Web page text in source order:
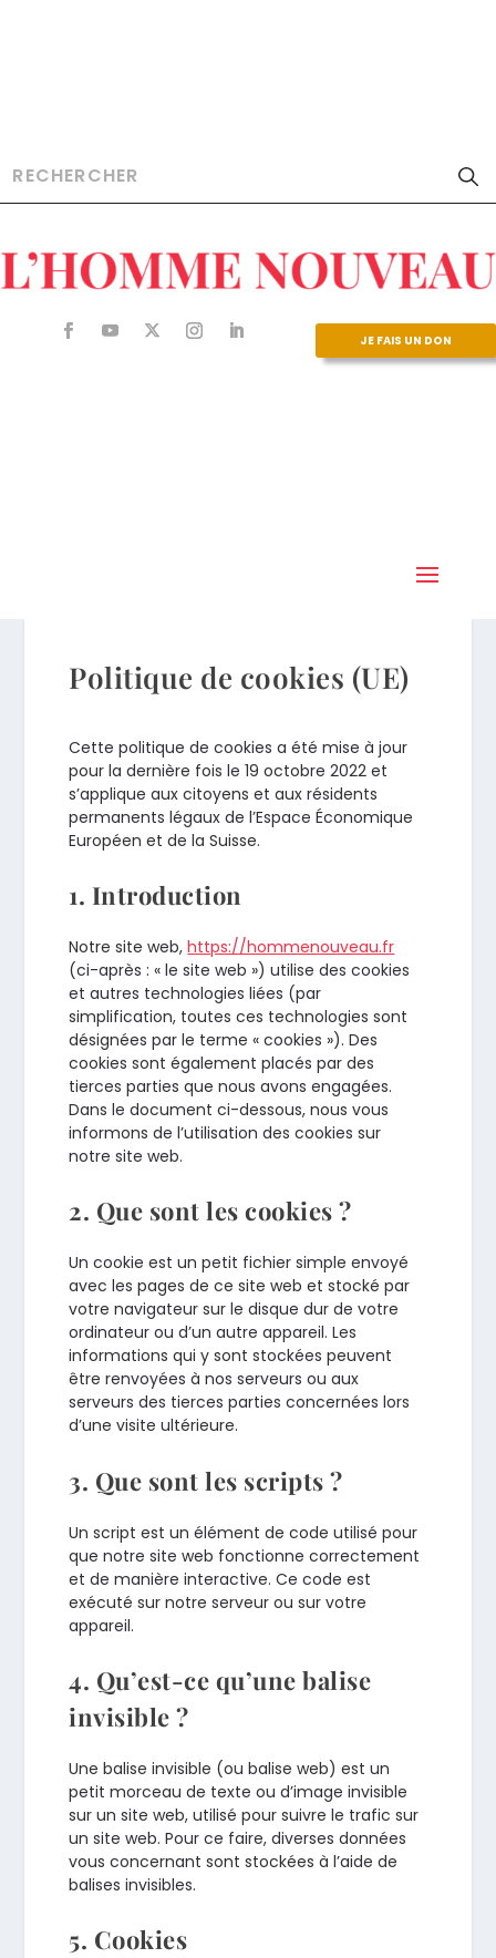
JE FAIS UN DON
Politique de cookies (UE)
Cette politique de cookies a été mise à jour
pour la dernière fois le 19 octobre 2022 et
s’applique aux citoyens et aux résidents
permanents légaux de l’Espace Économique
Européen et de la Suisse.
1. Introduction
Notre site web,https://hommenouveau.fr
(ci-après : « le site web ») utilise des cookies
et autres technologies liées (par
simplification, toutes ces technologies sont
désignées par le terme « cookies »). Des
cookies sont également placés par des
tierces parties que nous avons engagées.
Dans le document ci-dessous, nous vous
informons de l’utilisation des cookies sur
notre site web.
2. Que sont les cookies ?
Un cookie est un petit fichier simple envoyé
avec les pages de ce site web et stocké par
votre navigateur sur le disque dur de votre
ordinateur ou d’un autre appareil. Les
informations qui y sont stockées peuvent
être renvoyées à nos serveurs ou aux
serveurs des tierces parties concernées lors
d’une visite ultérieure.
3. Que sont les scripts ?
Un script est un élément de code utilisé pour
que notre site web fonctionne correctement
et de manière interactive. Ce code est
exécuté sur notre serveur ou sur votre
appareil.
4. Qu’est-ce qu’une balise
invisible ?
Une balise invisible (ou balise web) est un
petit morceau de texte ou d’image invisible
sur un site web, utilisé pour suivre le trafic sur
un site web. Pour ce faire, diverses données
vous concernant sont stockées à l’aide de
balises invisibles.
5. Cookies